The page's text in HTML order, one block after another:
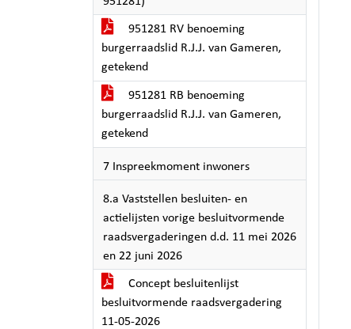
951281 RV benoeming
burgerraadslid R.J.J. van Gameren,
getekend
951281 RB benoeming
burgerraadslid R.J.J. van Gameren,
getekend
7 Inspreekmoment inwoners
8.a Vaststellen besluiten- en
actielijsten vorige besluitvormende
raadsvergaderingen d.d. 11 mei 2026
en 22 juni 2026
Concept besluitenlijst
besluitvormende raadsvergadering
11-05-2026